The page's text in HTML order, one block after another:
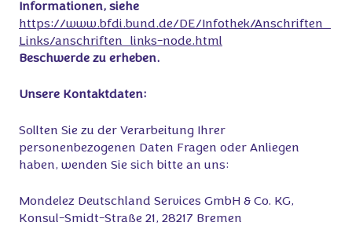
Informationen, siehe
https://www.bfdi.bund.de/DE/Infothek/Anschriften_
Links/anschriften_links-node.html
Beschwerde zu erheben.
Unsere Kontaktdaten:
Sollten Sie zu der Verarbeitung Ihrer
personenbezogenen Daten Fragen oder Anliegen
haben, wenden Sie sich bitte an uns:
Mondelez Deutschland Services GmbH & Co. KG,
Konsul-Smidt-Straße 21, 28217 Bremen